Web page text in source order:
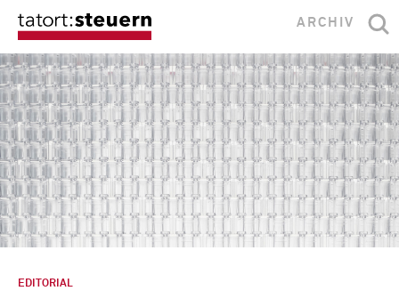
ARCHIV
EDITORIAL